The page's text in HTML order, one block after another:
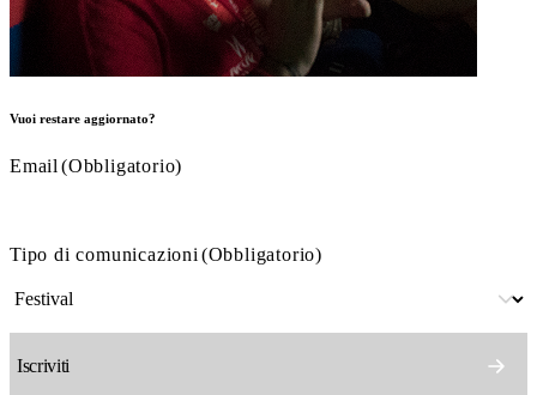
Vuoi restare aggiornato?
Email (Obbligatorio)
Tipo di comunicazioni (Obbligatorio)